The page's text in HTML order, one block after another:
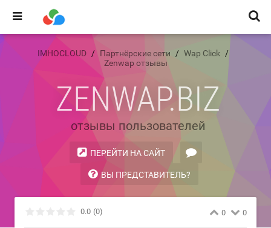
IMHOCLOUD Партнёрские сети
Wap Click
Zenwap отзывы
ZENWAP.BIZ
отзывы пользователей
ПЕРЕЙТИ НА САЙТ
ВЫ ПРЕДСТАВИТЕЛЬ?
0.0 (0) 0 0